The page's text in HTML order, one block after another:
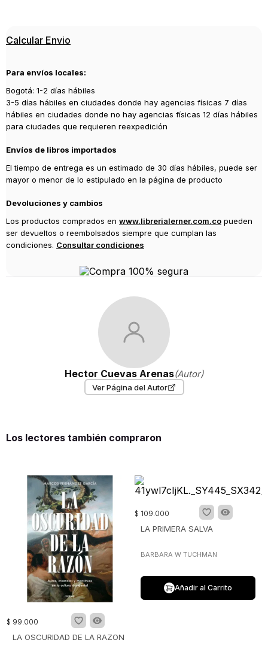
UROSARIO
2020
Calcular Envio
Para envíos locales:
Bogotá: 1-2 días hábiles
3-5 días hábiles en ciudades donde hay agencias físicas 7 días
hábiles en ciudades donde no hay agencias físicas 12 días hábiles
para ciudades que requieren reexpedición
Envíos de libros importados
El tiempo de entrega es un estimado de 30 días hábiles, puede ser
mayor o menor de lo estipulado en la página de producto
Devoluciones y cambios
Los productos comprados en www.librerialerner.com.co pueden
ser devueltos o reembolsados siempre que cumplan las
condiciones. Consultar condiciones
Hector Cuevas Arenas(Autor)
Ver Página del Autor
Los lectores también compraron
$ 99.000
LA OSCURIDAD DE LA RAZON
$ 109.000
LA PRIMERA SALVA
BARBARA W TUCHMAN
Añadir al Carrito